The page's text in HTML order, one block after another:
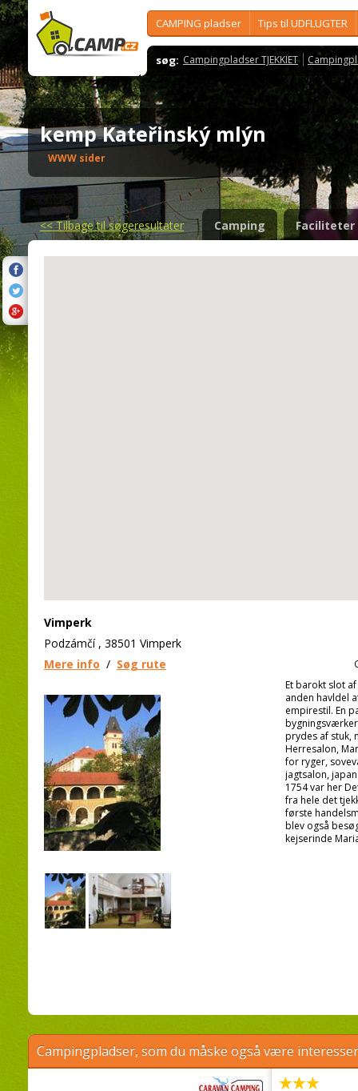
CAMPING pladser Tips til UDFLUGTER
søg: Campingpladser TJEKKIET
kemp Kateřinský mlýn
WWW sider
<<Tilbage til søgeresultater Camping Faciliteter
Vimperk
Podzámčí , 38501 Vimperk
Mere info / Søg rute
Et barokt slot
anden havldel
empirestil. En
prydes af stuk,
Herresalon,
for ryger,
jagtsalon,
1754 var her
fra hele det
første
blev også
kejserinde
Campingpladser, som du måske også være